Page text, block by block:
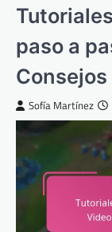
paso a
Sofía Martínez